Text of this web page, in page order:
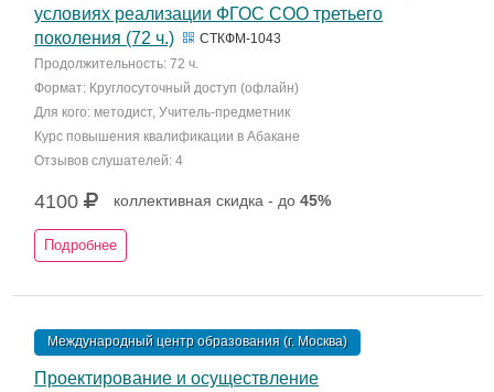
условиях реализации ФГОС СОО третьего
поколения (72 ч.)
СТКФМ-1043
Продолжительность: 72 ч.
Формат: Круглосуточный доступ (офлайн)
Для кого: методист, Учитель-предметник
Курс повышения квалификации в Абакане
Отзывов слушателей: 4
4100 коллективная скидка - до 45%
Подробнее
Международный центр образования (г. Москва)
Проектирование и осуществление